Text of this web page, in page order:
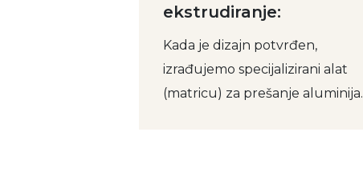
ekstrudiranje:
Kada je dizajn potvrđen,
izrađujemo specijalizirani alat
(matricu) za prešanje aluminija.